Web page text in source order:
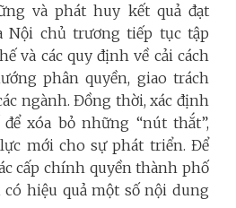
và phát huy kết quả đạt
Nội chủ trương tiếp tục tập
và các quy định về cải cách
phân quyền, giao trách
ngành. Đồng thời, xác định
xóa bỏ những “nút thắt”,
lực mới cho sự phát triển. Để
cấp chính quyền thành phố
hiệu quả một số nội dung